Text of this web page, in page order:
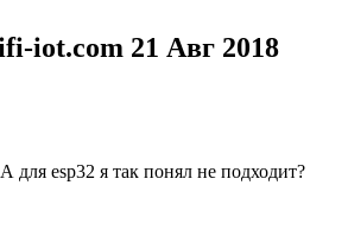
iot.com 21 Авг 2018
А для esp32 я так понял не подходит?